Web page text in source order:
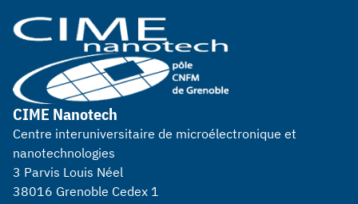
CIME Nanotech
Centre interuniversitaire de microélectronique et
nanotechnologies
3 Parvis Louis Néel
38016 Grenoble Cedex 1